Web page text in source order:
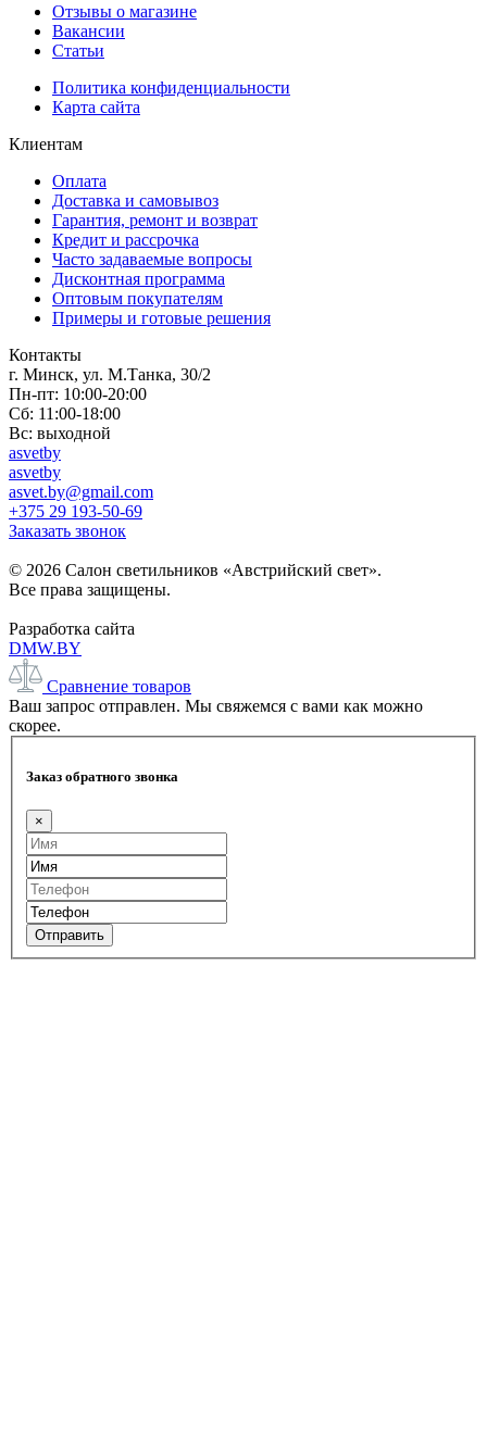
Отзывы о магазине
Вакансии
Статьи
Политика конфиденциальности
Карта сайта
Клиентам
Оплата
Доставка и самовывоз
Гарантия, ремонт и возврат
Кредит и рассрочка
Часто задаваемые вопросы
Дисконтная программа
Оптовым покупателям
Примеры и готовые решения
Контакты
г. Минск, ул. М.Танка, 30/2
Пн-пт: 10:00-20:00
Сб: 11:00-18:00
Вс: выходной
asvetby
asvetby
asvet.by@gmail.com
+375 29 193-50-69
Заказать звонок
© 2026 Салон светильников «Австрийский свет».
Все права защищены.
Разработка сайта
DMW.BY
Сравнение товаров
Ваш запрос отправлен. Мы свяжемся с вами как можно
скорее.
Заказ обратного звонка
×
Отправить